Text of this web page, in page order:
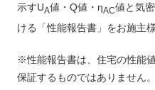
示すUA値・Q値・ηAC値と気
ける「性能報告書」をお施主
※性能報告書は、住宅の性能
保証するものではありません。